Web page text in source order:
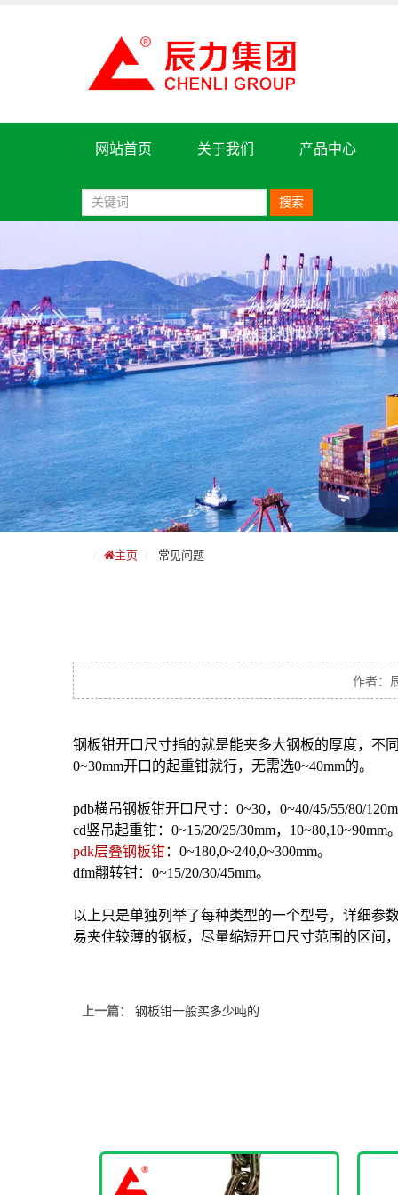
网站首页 关于我们 产品中心
搜索
主页 常见问题
作者：
钢板钳开口尺寸指的就是能夹多大钢板的厚度，不
0~30mm开口的起重钳就行，无需选0~40mm的。
pdb横吊钢板钳开口尺寸：0~30，0~40/45/55/80/
cd竖吊起重钳：0~15/20/25/30mm，10~80,10~90mm
pdk层叠钢板钳：0~180,0~240,0~300mm。
dfm翻转钳：0~15/20/30/45mm。
以上只是单独列举了每种类型的一个型号，详细参
易夹住较薄的钢板，尽量缩短开口尺寸范围的区间
上一篇： 钢板钳一般买多少吨的